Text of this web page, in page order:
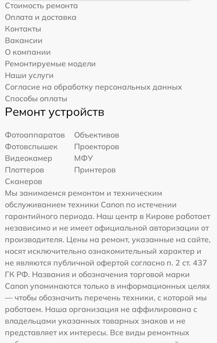
Стоимость ремонта
Оплата и доставка
Контакты
Вакансии
О компании
Ремонтируемые модели
Наши услуги
Согласие на обработку персональных данных
Способы оплаты
Ремонт устройств
Фотоаппаратов
Объективов
Фотовспышек
Проекторов
Видеокамер
МФУ
Плоттеров
Принтеров
Сканеров
Мы занимаемся ремонтом и техническим
обслуживанием техники Canon по истечении
гарантийного периода. Наш центр в Кирове работает
независимо и не имеет официальной авторизации от
производителя. Цены на ремонт, указанные на сайте,
носят исключительно ознакомительный характер и
не являются публичной офертой согласно п. 2 ст. 437
ГК РФ. Названия и обозначения торговой марки
Canon упоминаются только в информационных целях
— чтобы обозначить перечень техники, с которой мы
работаем. Наша организация не аффилирована с
владельцами указанных товарных знаков и не
представляет их интересы. Все виды ремонтных